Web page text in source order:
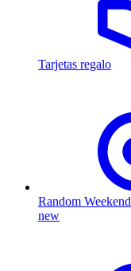
Tarjetas regalo
Random Weekend
new